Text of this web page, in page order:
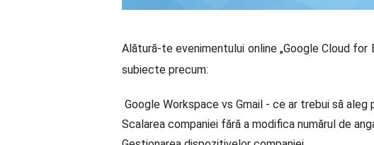
Alătură-te evenimentului online „Google Cloud
subiecte precum:
Google Workspace vs Gmail - ce ar trebui să aleg
Scalarea companiei fără a modifica numărul de